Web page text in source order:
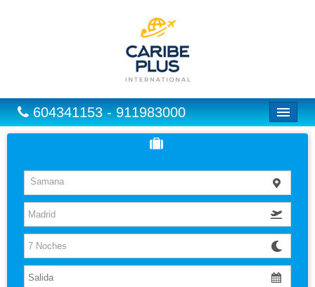
604341153 - 911983000
Vuelos
Hoteles
Excursiones
Vuelo + Hotel
Europa
Samana